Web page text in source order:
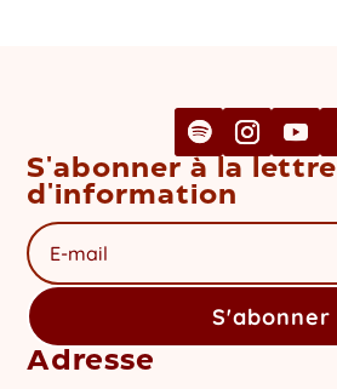
S'abonner à la lettre
d'information
S'abonner
Adresse